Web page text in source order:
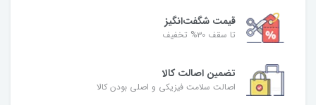
قیمت شگفت‌انگیز
تا سقف ۳۰% تخفیف
تضمین اصالت کالا
اصالت سلامت فیزیکی و اصلی بودن کالا